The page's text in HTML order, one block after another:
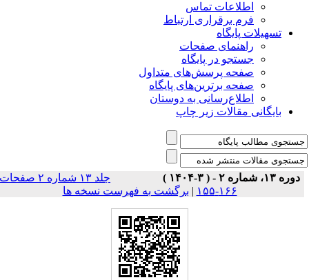
اطلاعات تماس
فرم برقراری ارتباط
تسهیلات پایگاه
راهنمای صفحات
جستجو در پایگاه
صفحه پرسش‌های متداول
صفحه برترین‌های پایگاه
اطلاع‌رسانی به دوستان
بایگانی مقالات زیر چاپ
دوره ۱۳، شماره ۲ - ( ۳-۱۴۰۴ )
جلد ۱۳ شماره ۲ صفحات
۱۶۶-۱۵۵
| برگشت به فهرست نسخه ها